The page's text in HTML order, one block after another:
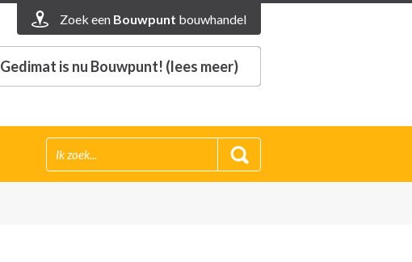
Zoek een Bouwpunt bouwhandel
Gedimat is nu Bouwpunt! (lees meer)